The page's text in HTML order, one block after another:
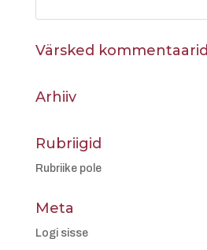
Värsked kommentaarid
Arhiiv
Rubriigid
Rubriike pole
Meta
Logi sisse